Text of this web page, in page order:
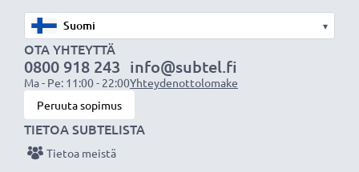
sisäänrakennettu kenno testataan
✔Sertifioitu turvallisuus- suojattu oikosululta,
ylikuumenemiselta ja ylijännitteeltä
Tekniset tiedot:
Tuotemerkki CELLONIC
Kapasiteetti: 700mAh
▾
OTA YHTEYTTÄ
0800 918 243
Ma - Pe: 11:00 - 22:00
info@subtel.fi
Yhteydenottolomake
Peruuta sopimus
TIETOA SUBTELISTA
Tietoa meistä